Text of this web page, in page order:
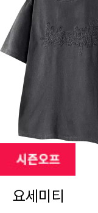
요세미티